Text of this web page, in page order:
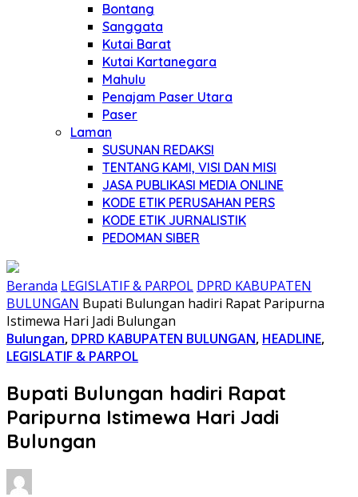
Bontang
Sanggata
Kutai Barat
Kutai Kartanegara
Mahulu
Penajam Paser Utara
Paser
Laman
SUSUNAN REDAKSI
TENTANG KAMI, VISI DAN MISI
JASA PUBLIKASI MEDIA ONLINE
KODE ETIK PERUSAHAN PERS
KODE ETIK JURNALISTIK
PEDOMAN SIBER
Beranda LEGISLATIF & PARPOL DPRD KABUPATEN
BULUNGAN Bupati Bulungan hadiri Rapat Paripurna
Istimewa Hari Jadi Bulungan
Bulungan, DPRD KABUPATEN BULUNGAN, HEADLINE,
LEGISLATIF & PARPOL
Bupati Bulungan hadiri Rapat
Paripurna Istimewa Hari Jadi
Bulungan